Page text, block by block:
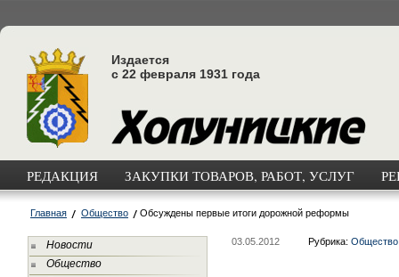
Издается
с 22 февраля 1931 года
РЕДАКЦИЯ ЗАКУПКИ ТОВАРОВ, РАБОТ, УСЛУГ
Главная Общество Обсуждены первые итоги дорожной реформы
Новости
Общество
03.05.2012 Рубрика: Общество